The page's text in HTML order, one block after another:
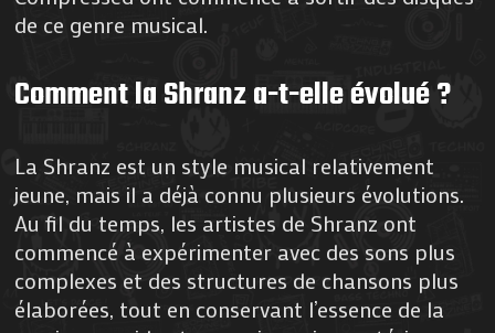
de ce genre musical.
Comment la Shranz a-t-elle évolué ?
La Shranz est un style musical relativement
jeune, mais il a déjà connu plusieurs évolutions.
Au fil du temps, les artistes de Shranz ont
commencé à expérimenter avec des sons plus
complexes et des structures de chansons plus
élaborées, tout en conservant l’essence de la